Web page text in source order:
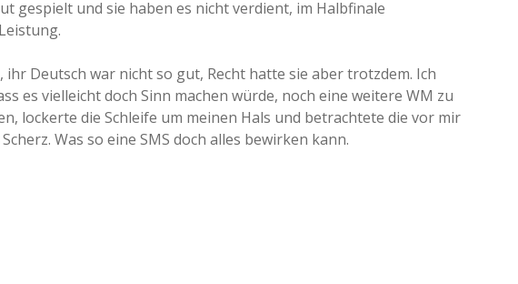
gespielt und sie haben es nicht verdient, im Halbfinale
ihr Deutsch war nicht so gut, Recht hatte sie aber trotzdem. Ich
es vielleicht doch Sinn machen würde, noch eine weitere WM zu
lockerte die Schleife um meinen Hals und betrachtete die vor mir
Was so eine SMS doch alles bewirken kann.